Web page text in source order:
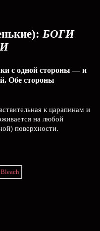
БОГИ
с одной стороны — и
Обе стороны
к царапинам и
на любой
поверхности.